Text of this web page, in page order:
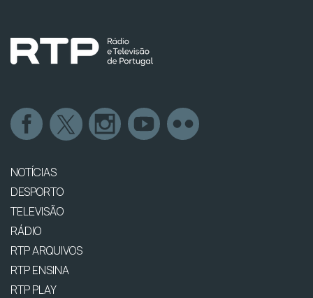
NOTÍCIAS
DESPORTO
TELEVISÃO
RÁDIO
RTP ARQUIVOS
RTP ENSINA
RTP PLAY